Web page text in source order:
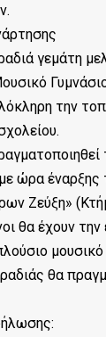
γεμάτη
την
ώρα έναρξης
Ζεύξη»
θα έχουν την
θα